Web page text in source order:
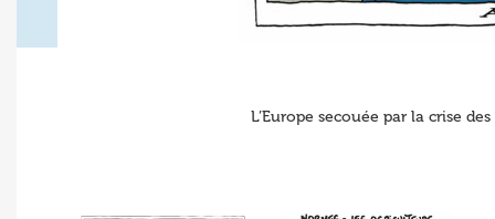
L’Europe secouée par la crise